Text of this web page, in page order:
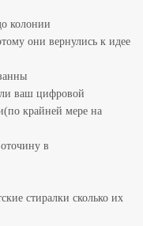
колонии
они вернулись к идее
ваш цифровой
крайней мере на
в
стиралки сколько их